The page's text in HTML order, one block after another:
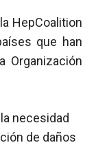
HepCoalition
que han
Organización
necesidad
de daños